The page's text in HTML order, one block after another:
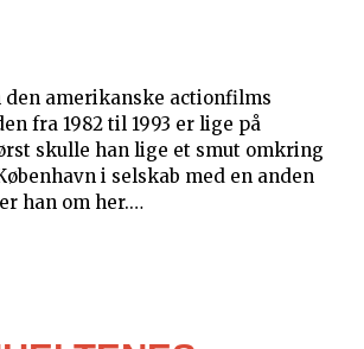
den amerikanske actionfilms
fra 1982 til 1993 er lige på
skulle han lige et smut omkring
i selskab med en anden
han om her.…